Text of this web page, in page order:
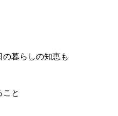
暮らしの知恵も
こと